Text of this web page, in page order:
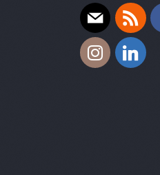
E-mail RSS